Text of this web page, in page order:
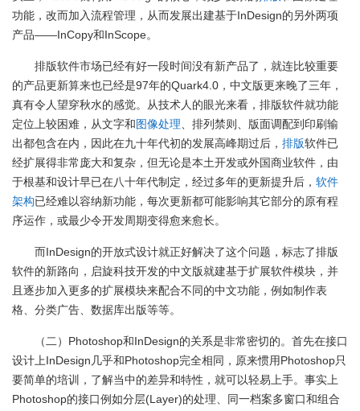
功能，改而加入流程管理，从而发展出建基于InDesign的另外两项
产品——InCopy和InScope。
排版软件市场已经有好一段时间没有新产品了，就连比较重要
的产品更新算来也已经是97年的Quark4.0，中文版更来晚了三年，
真有令人望穿秋水的感觉。从技术人的眼光来看，排版软件就功能
定位上较困难，从文字和图像处理 、排列禁则、版面调配到印刷输
出都包含在内，因此在九十年代初的发展高峰期过后， 排版软件已
经扩展得非常庞大和复杂，但无论是本土开发或外国商业软件，由
于根基和设计早已在八十年代制定，经过多年的更新提升后， 软件
架构已经难以容纳新功能，每次更新都可能影响其它部分的原有程
序运作，或最少令开发周期变得愈来愈长。
而InDesign的开放式设计就正好解决了这个问题，标志了排版
软件的新路向，启旋科技开发的中文版就建基于扩展软件模块，并
且逐步加入更多的扩展模块来配合不同的中文功能，例如制作表
格、分类广告、数据库出版等等。
（二）Photoshop和InDesign的关系是非常密切的。首先在接口
设计上InDesign几乎和Photoshop完全相同，原来惯用Photoshop只
要简单的培训，了解当中的差异和特性，就可以轻易上手。事实上
Photoshop的接口例如分层(Layer)的处理、同一档案多窗口和组合